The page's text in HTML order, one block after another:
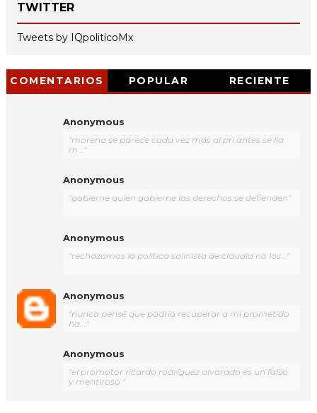
TWITTER
Tweets by IQpoliticoMx
COMENTARIOS POPULAR RECIENTE
Anonymous
"morena se parece cada vez más al pri antes se lla
m..."
Anonymous
"gobierne quien gobierne los derechos se defienden"
Anonymous
"rechazamos la política salinista de claudia no los..."
Anonymous
"nunca pensé que podría recuperar a mi prometido
ha..."
Anonymous
"el promotor ricardo rodríguez alvarado es un falso
y mentiroso "